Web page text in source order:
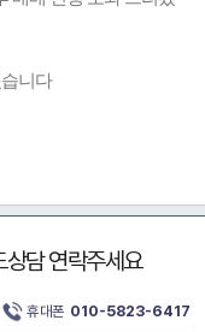
니다
담 연락주세요
휴대폰 010-5823-6417